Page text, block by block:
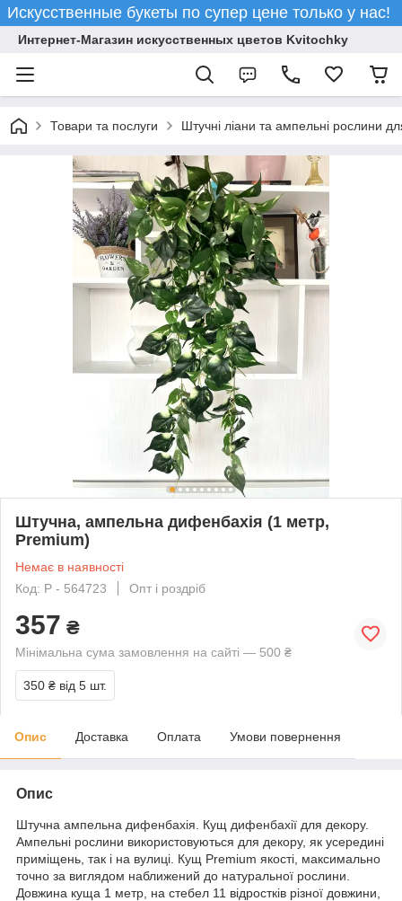
Искусственные букеты по супер цене только у нас!
Интернет-Магазин искусственных цветов Kvitochky
Товари та послуги Штучні ліани та ампельні рослини
Штучна, ампельна дифенбахія (1 метр,
Premium)
Немає в наявності
Код: P - 564723
Опт і роздріб
357 ₴
Мінімальна сума замовлення на сайті — 500 ₴
350 ₴ від 5 шт.
Опис Доставка Оплата Умови повернення
Опис
Штучна ампельна дифенбахія. Кущ дифенбахії для декору.
Ампельні рослини використовуються для декору, як усередині
приміщень, так і на вулиці. Кущ Premium якості, максимально
точно за виглядом наближений до натуральної рослини.
Довжина куща 1 метр, на стебел 11 відростків різної довжини,